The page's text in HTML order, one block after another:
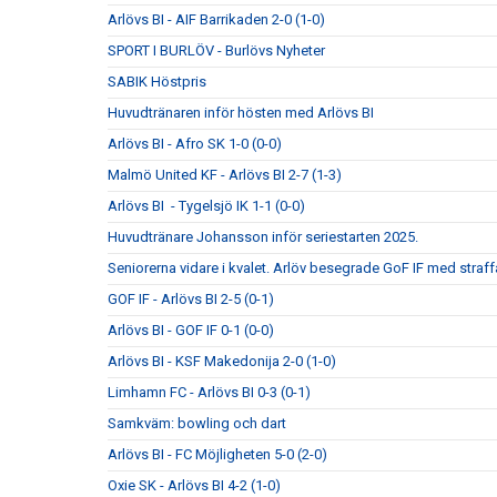
Arlövs BI - AIF Barrikaden 2-0 (1-0)
SPORT I BURLÖV - Burlövs Nyheter
SABIK Höstpris
Huvudtränaren inför hösten med Arlövs BI
Arlövs BI - Afro SK 1-0 (0-0)
Malmö United KF - Arlövs BI 2-7 (1-3)
Arlövs BI - Tygelsjö IK 1-1 (0-0)
Huvudtränare Johansson inför seriestarten 2025.
Seniorerna vidare i kvalet. Arlöv besegrade GoF IF med
GOF IF - Arlövs BI 2-5 (0-1)
Arlövs BI - GOF IF 0-1 (0-0)
Arlövs BI - KSF Makedonija 2-0 (1-0)
Limhamn FC - Arlövs BI 0-3 (0-1)
Samkväm: bowling och dart
Arlövs BI - FC Möjligheten 5-0 (2-0)
Oxie SK - Arlövs BI 4-2 (1-0)